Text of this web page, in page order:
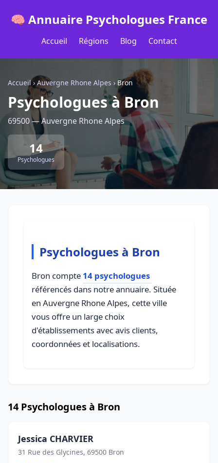
🧠 Annuaire Psychologues France
Accueil Régions Blog Contact
Accueil› Auvergne Rhone Alpes › Bron
Psychologues à Bron
69500 — Auvergne Rhone Alpes
14
Psychologues
Psychologues à Bron
Bron compte 14 psychologues
référencés dans notre annuaire. Située
en Auvergne Rhone Alpes, cette ville
vous offre un large choix
d'établissements avec avis clients,
coordonnées et localisations.
14 Psychologues à Bron
Jessica CHARVIER
31 Rue des Glycines, 69500 Bron